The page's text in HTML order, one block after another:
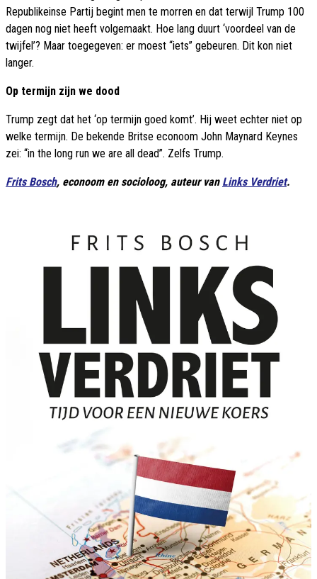
Republikeinse Partij begint men te morren en dat terwijl Trump 100
dagen nog niet heeft volgemaakt. Hoe lang duurt ‘voordeel van de
twijfel’? Maar toegegeven: er moest “iets” gebeuren. Dit kon niet
langer.
Op termijn zijn we dood
Trump zegt dat het ‘op termijn goed komt’. Hij weet echter niet op
welke termijn. De bekende Britse econoom John Maynard Keynes
zei: “in the long run we are all dead”. Zelfs Trump.
Frits Bosch, econoom en socioloog, auteur van Links Verdriet.